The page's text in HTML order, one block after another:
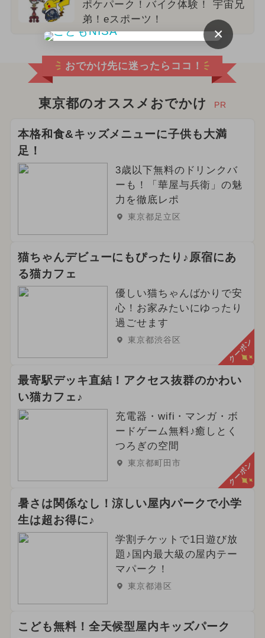
ポケパーク！バイク体験！ 宇宙兄
弟！eスポーツ！
おでかけ先に迷ったらココ！
東京都のオススメおでかけ PR
本格和食&キッズメニューに子供も大満
足！
3歳以下無料のドリンクバ
ーも！「華屋与兵衛」の魅
力を徹底レポ
東京都足立区
猫ちゃんデビューにもぴったり♪原宿にあ
る猫カフェ
優しい猫ちゃんばかりで安
心！お家みたいにゆったり
過ごせます
東京都渋谷区 クーポン
最寄駅デッキ直結！アクセス抜群のかわい
い猫カフェ♪
充電器・wifi・マンガ・ボ
ードゲーム無料♪癒しとく
つろぎの空間
東京都町田市 クーポン
暑さは関係なし！涼しい屋内パークで小学
生は超お得に♪
学割チケットで1日遊び放
題♪国内最大級の屋内テー
マパーク！
東京都港区
こども無料！全天候型屋内キッズパーク
×